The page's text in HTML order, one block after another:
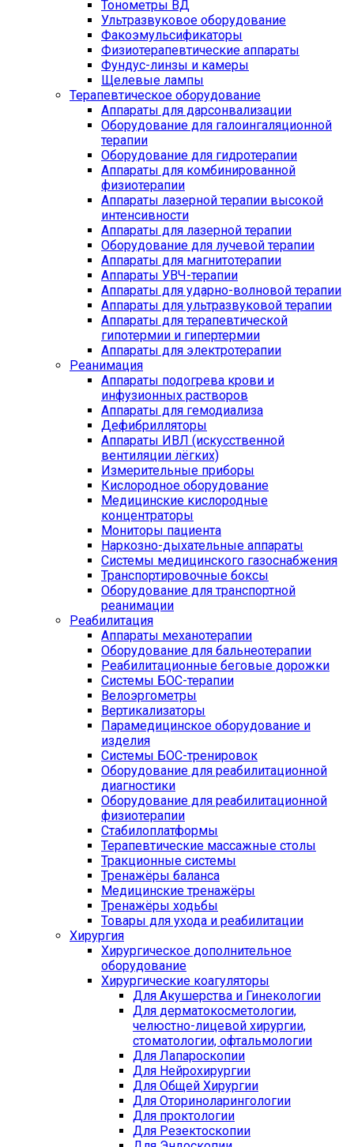
Тонометры ВД
Ультразвуковое оборудование
Факоэмульсификаторы
Физиотерапевтические аппараты
Фундус-линзы и камеры
Щелевые лампы
Терапевтическое оборудование
Аппараты для дарсонвализации
Оборудование для галоингаляционной
терапии
Оборудование для гидротерапии
Аппараты для комбинированной
физиотерапии
Аппараты лазерной терапии высокой
интенсивности
Аппараты для лазерной терапии
Оборудование для лучевой терапии
Аппараты для магнитотерапии
Аппараты УВЧ-терапии
Аппараты для ударно-волновой терапии
Аппараты для ультразвуковой терапии
Аппараты для терапевтической
гипотермии и гипертермии
Аппараты для электротерапии
Реанимация
Аппараты подогрева крови и
инфузионных растворов
Аппараты для гемодиализа
Дефибрилляторы
Аппараты ИВЛ (искусственной
вентиляции лёгких)
Измерительные приборы
Кислородное оборудование
Медицинские кислородные
концентраторы
Мониторы пациента
Наркозно-дыхательные аппараты
Системы медицинского газоснабжения
Транспортировочные боксы
Оборудование для транспортной
реанимации
Реабилитация
Аппараты механотерапии
Оборудование для бальнеотерапии
Реабилитационные беговые дорожки
Системы БОС-терапии
Велоэргометры
Вертикализаторы
Парамедицинское оборудование и
изделия
Системы БОС-тренировок
Оборудование для реабилитационной
диагностики
Оборудование для реабилитационной
физиотерапии
Стабилоплатформы
Терапевтические массажные столы
Тракционные системы
Тренажёры баланса
Медицинские тренажёры
Тренажёры ходьбы
Товары для ухода и реабилитации
Хирургия
Хирургическое дополнительное
оборудование
Хирургические коагуляторы
Для Акушерства и Гинекологии
Для дерматокосметологии,
челюстно-лицевой хирургии,
стоматологии, офтальмологии
Для Лапароскопии
Для Нейрохирургии
Для Общей Хирургии
Для Оториноларингологии
Для проктологии
Для Резектоскопии